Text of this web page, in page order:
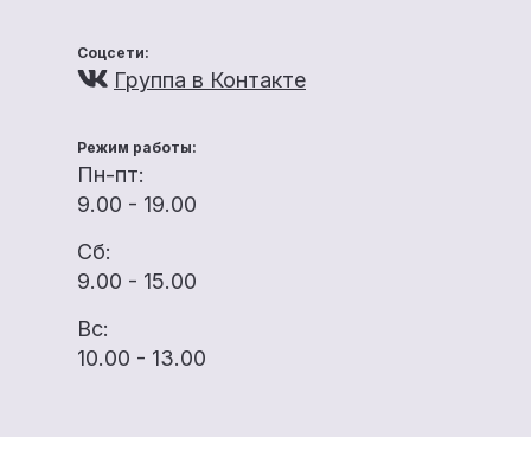
Соцсети:
Группа в Контакте
Режим работы:
Пн-пт:
9.00 - 19.00
Сб:
9.00 - 15.00
Вс:
10.00 - 13.00